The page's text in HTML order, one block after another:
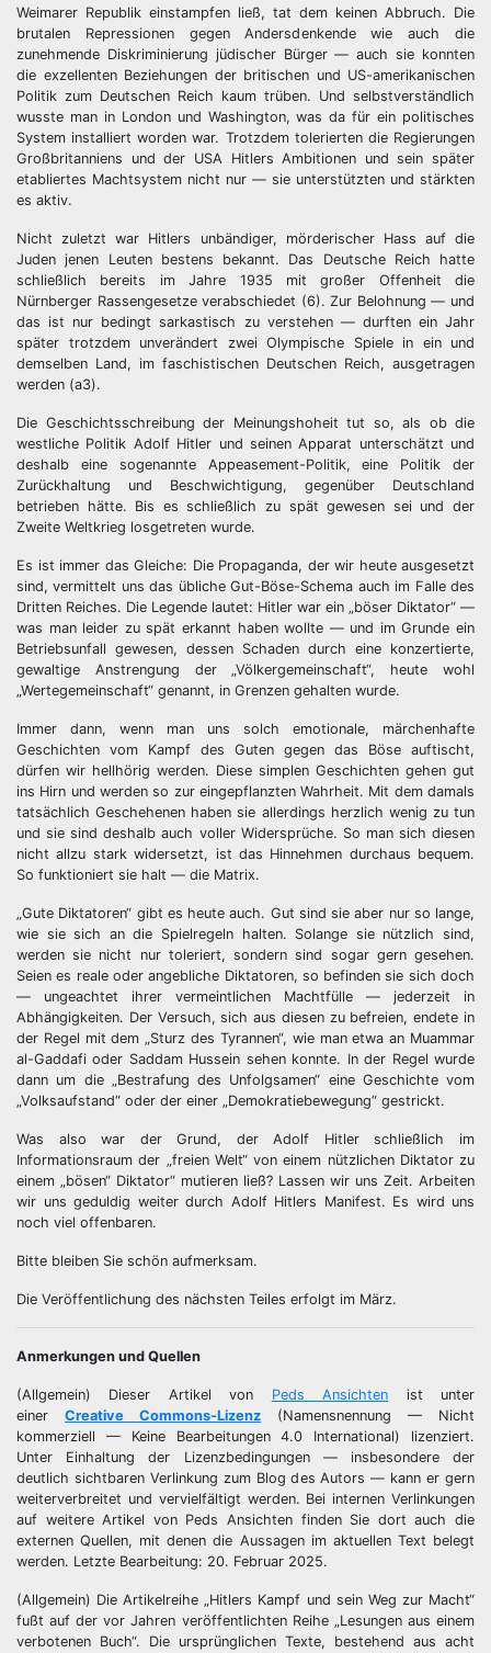
Weimarer Republik einstampfen ließ, tat dem keinen Abbruch. Die
brutalen Repressionen gegen Andersdenkende wie auch die
zunehmende Diskriminierung jüdischer Bürger — auch sie konnten
die exzellenten Beziehungen der britischen und US-amerikanischen
Politik zum Deutschen Reich kaum trüben. Und selbstverständlich
wusste man in London und Washington, was da für ein politisches
System installiert worden war. Trotzdem tolerierten die Regierungen
Großbritanniens und der USA Hitlers Ambitionen und sein später
etabliertes Machtsystem nicht nur — sie unterstützten und stärkten
es aktiv.
Nicht zuletzt war Hitlers unbändiger, mörderischer Hass auf die
Juden jenen Leuten bestens bekannt. Das Deutsche Reich hatte
schließlich bereits im Jahre 1935 mit großer Offenheit die
Nürnberger Rassengesetze verabschiedet (6). Zur Belohnung — und
das ist nur bedingt sarkastisch zu verstehen — durften ein Jahr
später trotzdem unverändert zwei Olympische Spiele in ein und
demselben Land, im faschistischen Deutschen Reich, ausgetragen
werden (a3).
Die Geschichtsschreibung der Meinungshoheit tut so, als ob die
westliche Politik Adolf Hitler und seinen Apparat unterschätzt und
deshalb eine sogenannte Appeasement-Politik, eine Politik der
Zurückhaltung und Beschwichtigung, gegenüber Deutschland
betrieben hätte. Bis es schließlich zu spät gewesen sei und der
Zweite Weltkrieg losgetreten wurde.
Es ist immer das Gleiche: Die Propaganda, der wir heute ausgesetzt
sind, vermittelt uns das übliche Gut-Böse-Schema auch im Falle des
Dritten Reiches. Die Legende lautet: Hitler war ein „böser Diktator“ —
was man leider zu spät erkannt haben wollte — und im Grunde ein
Betriebsunfall gewesen, dessen Schaden durch eine konzertierte,
gewaltige Anstrengung der „Völkergemeinschaft“, heute wohl
„Wertegemeinschaft“ genannt, in Grenzen gehalten wurde.
Immer dann, wenn man uns solch emotionale, märchenhafte
Geschichten vom Kampf des Guten gegen das Böse auftischt,
dürfen wir hellhörig werden. Diese simplen Geschichten gehen gut
ins Hirn und werden so zur eingepflanzten Wahrheit. Mit dem damals
tatsächlich Geschehenen haben sie allerdings herzlich wenig zu tun
und sie sind deshalb auch voller Widersprüche. So man sich diesen
nicht allzu stark widersetzt, ist das Hinnehmen durchaus bequem.
So funktioniert sie halt — die Matrix.
„Gute Diktatoren“ gibt es heute auch. Gut sind sie aber nur so lange,
wie sie sich an die Spielregeln halten. Solange sie nützlich sind,
werden sie nicht nur toleriert, sondern sind sogar gern gesehen.
Seien es reale oder angebliche Diktatoren, so befinden sie sich doch
— ungeachtet ihrer vermeintlichen Machtfülle — jederzeit in
Abhängigkeiten. Der Versuch, sich aus diesen zu befreien, endete in
der Regel mit dem „Sturz des Tyrannen“, wie man etwa an Muammar
al-Gaddafi oder Saddam Hussein sehen konnte. In der Regel wurde
dann um die „Bestrafung des Unfolgsamen“ eine Geschichte vom
„Volksaufstand“ oder der einer „Demokratiebewegung“ gestrickt.
Was also war der Grund, der Adolf Hitler schließlich im
Informationsraum der „freien Welt“ von einem nützlichen Diktator zu
einem „bösen“ Diktator“ mutieren ließ? Lassen wir uns Zeit. Arbeiten
wir uns geduldig weiter durch Adolf Hitlers Manifest. Es wird uns
noch viel offenbaren.
Bitte bleiben Sie schön aufmerksam.
Die Veröffentlichung des nächsten Teiles erfolgt im März.
Anmerkungen und Quellen
(Allgemein) Dieser Artikel von Peds Ansichten ist unter
einer Creative Commons-Lizenz (Namensnennung — Nicht
kommerziell — Keine Bearbeitungen 4.0 International) lizenziert.
Unter Einhaltung der Lizenzbedingungen — insbesondere der
deutlich sichtbaren Verlinkung zum Blog des Autors — kann er gern
weiterverbreitet und vervielfältigt werden. Bei internen Verlinkungen
auf weitere Artikel von Peds Ansichten finden Sie dort auch die
externen Quellen, mit denen die Aussagen im aktuellen Text belegt
werden. Letzte Bearbeitung: 20. Februar 2025.
(Allgemein) Die Artikelreihe „Hitlers Kampf und sein Weg zur Macht“
fußt auf der vor Jahren veröffentlichten Reihe „Lesungen aus einem
verbotenen Buch“. Die ursprünglichen Texte, bestehend aus acht